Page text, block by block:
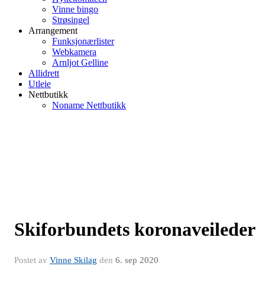
Vinne bingo
Strøsingel
Arrangement
Funksjonærlister
Webkamera
Arnljot Gelline
Allidrett
Utleie
Nettbutikk
Noname Nettbutikk
Skiforbundets koronaveileder
Postet av Vinne Skilag den 6. sep 2020